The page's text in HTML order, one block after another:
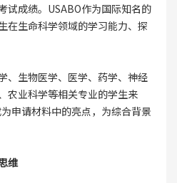
试成绩。USABO作为国际知名的
在生命科学领域的学习能力、探
、生物医学、医学、药学、神经
农业科学等相关专业的学生来
申请材料中的亮点，为综合背景
维